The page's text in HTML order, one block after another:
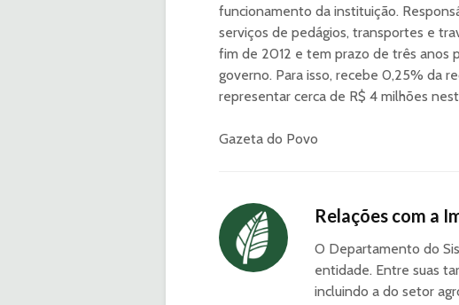
funcionamento da instituição.
serviços de pedágios, transportes e
fim de 2012 e tem prazo de três anos
governo. Para isso, recebe 0,25% da
representar cerca de R$ 4 milhões
Gazeta do Povo
Relações com a
O Departamento do
entidade. Entre suas
incluindo a do setor